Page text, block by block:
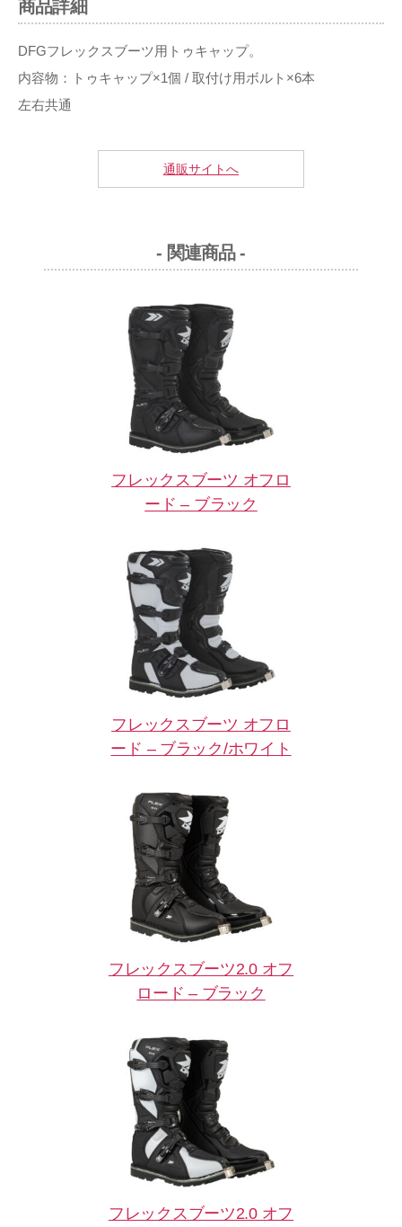
商品詳細
DFGフレックスブーツ用トゥキャップ。
内容物：トゥキャップ×1個 / 取付け用ボルト×6本
左右共通
通販サイトへ
- 関連商品 -
フレックスブーツ オフロ
ード – ブラック
フレックスブーツ オフロ
ード – ブラック/ホワイト
フレックスブーツ2.0 オフ
ロード – ブラック
フレックスブーツ2.0 オフ